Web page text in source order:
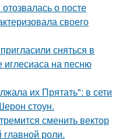
о посте
своего
сняться в
иглесиаса на песню
их Прятать": в сети
стоун.
сменить вектор
главной роли.